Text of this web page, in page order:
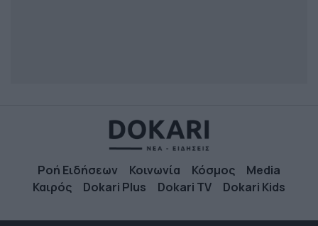
Ροή Ειδήσεων Κοινωνία Κόσμος
Media
Καιρός
Dokari Plus Dokari TV Dokari Kids